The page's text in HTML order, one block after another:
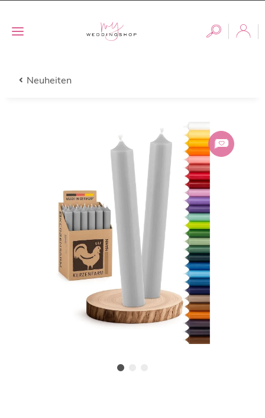
Neuheiten